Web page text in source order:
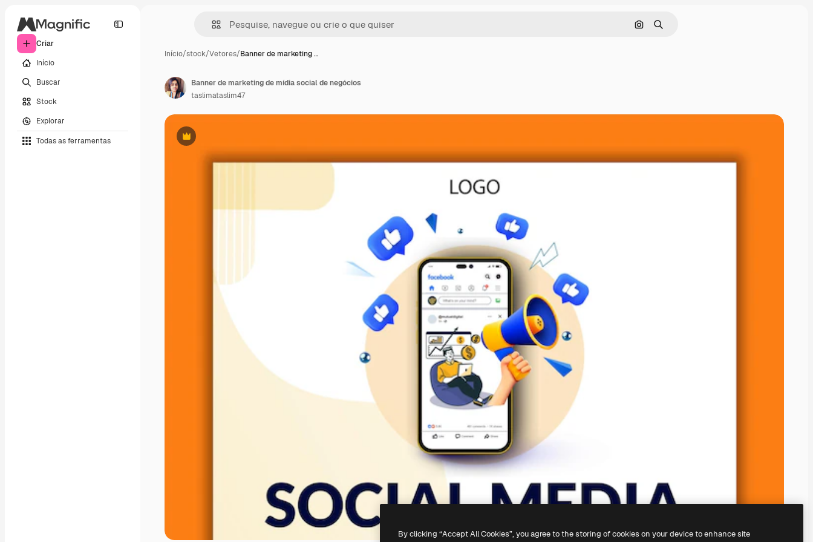
Criar
Início
Buscar
Stock
Explorar
Todas as ferramentas
Pesquisar por imagem
Buscar
Início/stock/Vetores/Banner de marketing …
Premium
Banner de marketing de mídia social de negócios
taslimataslim47
By clicking “Accept All Cookies”, you agree to the storing of cookies on your device to enhance site